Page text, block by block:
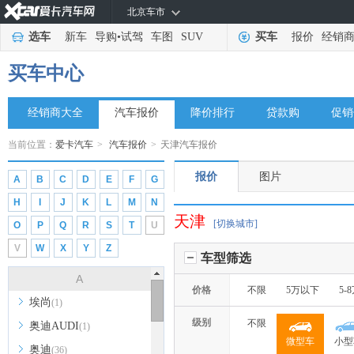
北京车市
选车 新车 导购•试驾 车图 SUV 买车 报价 经销商
买车中心
经销商大全 汽车报价 降价排行 贷款购 促
当前位置： 爱卡汽车 > 汽车报价 > 天津汽车报价
A B C D E F G
H J K L M N
O P Q R S T U
V W X Y Z
A
埃尚(1)
奥迪AUDI(1)
奥迪(36)
报价 图片
天津 [切换城市]
车型筛选
价格 不限 5万以下 5-8
级别
不限
微型车
小